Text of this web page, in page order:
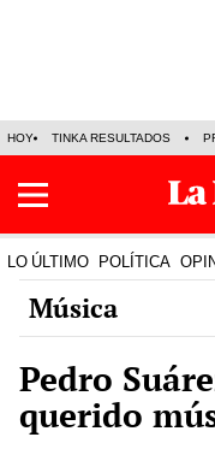
HOY TINKA RESULTADOS
LO ÚLTIMO POLÍTICA
Música
Pedro
querido